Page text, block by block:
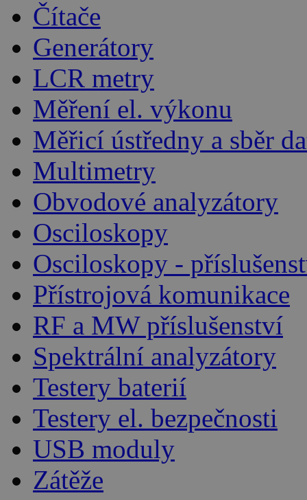
Čítače
Generátory
LCR metry
Měření el. výkonu
Měřicí ústředny a sběr
Multimetry
Obvodové analyzátory
Osciloskopy
Osciloskopy -
Přístrojová komunikace
RF a MW příslušenství
Spektrální analyzátory
Testery baterií
Testery el. bezpečnosti
USB moduly
Zátěže